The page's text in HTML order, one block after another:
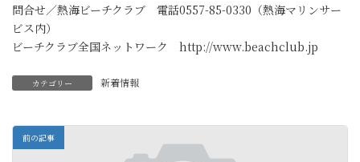
問合せ／熱海ビーチクラブ 電話0557-85-0330（熱海マリンサー
ビス内）
ビーチクラブ全国ネットワーク http://www.beachclub.jp
カテゴリー 新着情報
前の記事